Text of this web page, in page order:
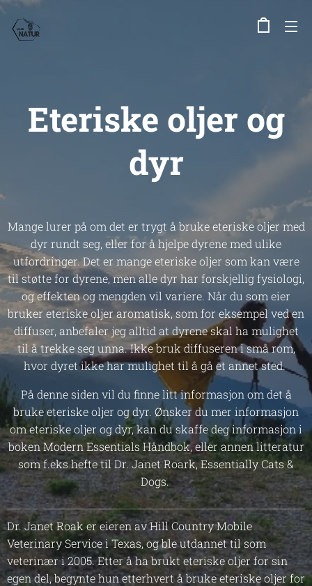
Eteriske oljer og
dyr
Mange lurer på om det er trygt å bruke eteriske oljer med
dyr rundt seg, eller for å hjelpe dyrene med ulike
utfordringer. Det er mange eteriske oljer som kan være
til støtte for dyrene, men alle dyr har forskjellig fysiologi,
og effekten og mengden vil variere. Når du som eier
bruker eteriske oljer aromatisk, som for eksempel ved en
diffuser, anbefaler jeg alltid at dyrene skal ha mulighet
til å trekke seg unna. Ikke bruk diffuseren i små rom,
hvor dyret ikke har mulighet til å gå et annet sted.
På denne siden vil du finne litt informasjon om det å
bruke eteriske oljer og dyr. Ønsker du mer informasjon
om eteriske oljer og dyr, kan du skaffe deg informasjon i
boken Modern Essentials Håndbok, eller annen litteratur
som f.eks hefte til Dr. Janet Roark, Essentially Cats &
Dogs.
Dr. Janet Roak er eieren av Hill Country Mobile
Veterinary Service i Texas, og ble utdannet til som
veterinær i 2005. Etter å ha brukt eteriske oljer for sin
egen del, begynte hun etterhvert å bruke eteriske oljer for